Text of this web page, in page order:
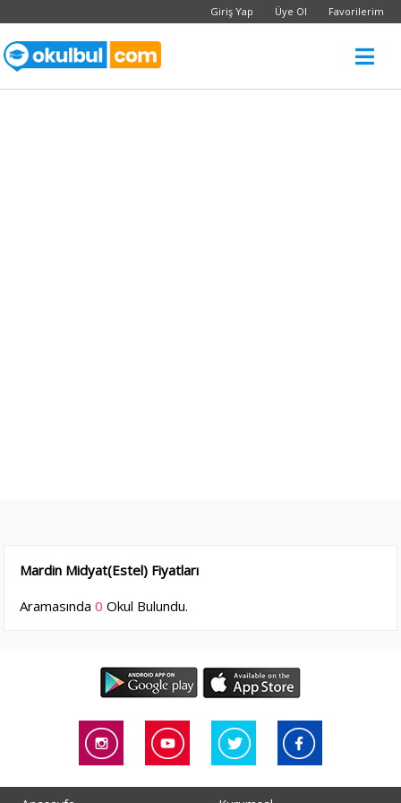
Giriş Yap Üye Ol Favorilerim
Mardin Midyat(Estel) Fiyatları
Aramasında0 Okul Bulundu.